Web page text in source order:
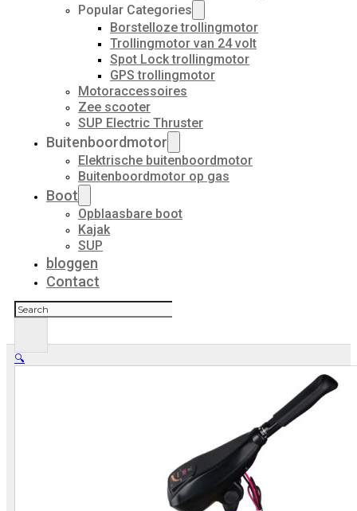
Popular Categories
Borstelloze trollingmotor
Trollingmotor van 24 volt
Spot Lock trollingmotor
GPS trollingmotor
Motoraccessoires
Zee scooter
SUP Electric Thruster
Buitenboordmotor
Elektrische buitenboordmotor
Buitenboordmotor op gas
Boot
Opblaasbare boot
Kajak
SUP
bloggen
Contact
Zoeken
🔍